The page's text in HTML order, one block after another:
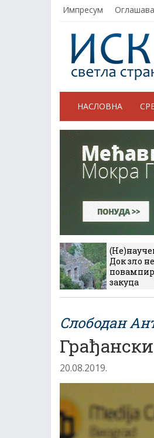
Импресум
НАСЛОВНА
Док зло
закуца
Слободан
20.08.2019.